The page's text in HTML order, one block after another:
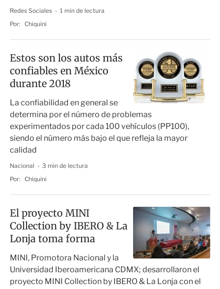
Redes Sociales
1 min de lectura
Por: Chiquini
Estos son los autos más
confiables en México
durante 2018
La confiabilidad en general se
determina por el número de problemas
experimentados por cada 100 vehículos (PP100),
siendo el número más bajo el que refleja la mayor
calidad
Nacional
3 min de lectura
Por: Chiquini
El proyecto MINI
Collection by IBERO & La
Lonja toma forma
MINI, Promotora Nacional y la
Universidad Iberoamericana CDMX; desarrollaron el
proyecto MINI Collection by IBERO & La Lonja con el